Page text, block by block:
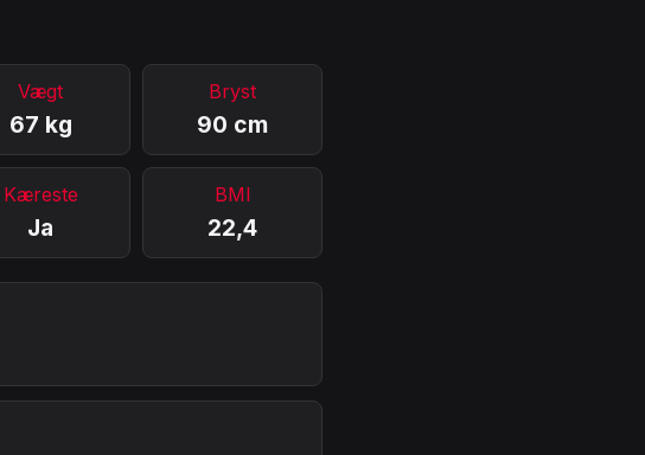
Vægt
67 kg
Bryst
90 cm
Kæreste
Ja
BMI
22,4